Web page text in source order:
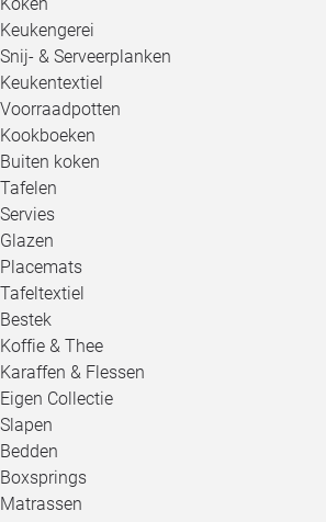
Keukengerei
Snij- & Serveerplanken
Keukentextiel
Voorraadpotten
Kookboeken
Buiten koken
Tafelen
Servies
Glazen
Placemats
Tafeltextiel
Bestek
Koffie & Thee
Karaffen & Flessen
Eigen Collectie
Slapen
Bedden
Boxsprings
Matrassen